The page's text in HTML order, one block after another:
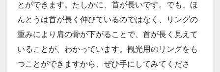
とができます。たしかに、首が長いです。でも、ほ
んとうは首が長く伸びているのではなく、リングの
重みにより肩の骨が下がることで、首が長く見えて
いることが、わかっています。観光用のリングをも
つことができますから、ぜひ手にしてみてくださ